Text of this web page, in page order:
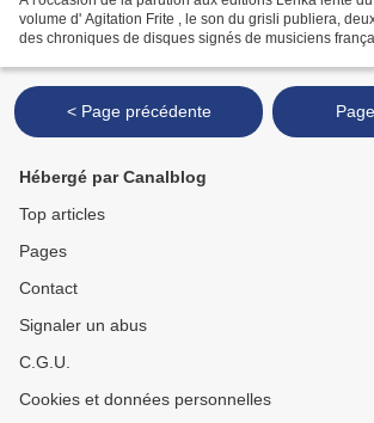
volume d' Agitation Frite , le son du grisli publiera,
des chroniques de disques signés de musiciens
< Page précédente
Hébergé par Canalblog
Top articles
Pages
Contact
Signaler un abus
C.G.U.
Cookies et données personnelles